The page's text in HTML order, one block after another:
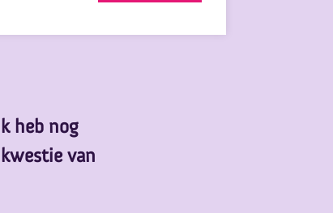
heb nog
van